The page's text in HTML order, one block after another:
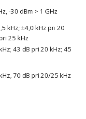
-30 dBm > 1 GHz
kHz; ±4,0 kHz pri 20
25 kHz
43 dB pri 20 kHz; 45
70 dB pri 20/25 kHz